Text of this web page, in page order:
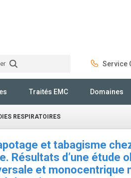
Service
Traités EMC Domaines
RESPIRATOIRES
et tabagisme
Résultats d’une étude
et monocentrique